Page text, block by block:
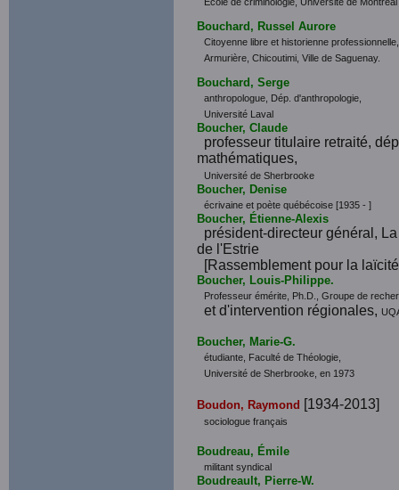
Bouchard, Russel Aurore
Citoyenne libre et historienne professionnelle,
Armurière, Chicoutimi, Ville de Saguenay.
Bouchard, Serge
anthropologue, Dép. d'anthropologie,
Université Laval
Boucher, Claude
professeur titulaire retraité,
mathématiques,
Université de Sherbrooke
Boucher, Denise
écrivaine et poète québécoise [1935 - ]
Boucher, Étienne-Alexis
président-directeur général,
de l'Estrie
[Rassemblement pour la laïcité
Boucher, Louis-Philippe.
Professeur émérite, Ph.D., Groupe de
et d'intervention régionales,
Boucher, Marie-G.
étudiante, Faculté de Théologie,
Université de Sherbrooke, en 1973
Boudon, Raymond [1934-2013]
sociologue français
Boudreau, Émile
militant syndical
Boudreault, Pierre-W.